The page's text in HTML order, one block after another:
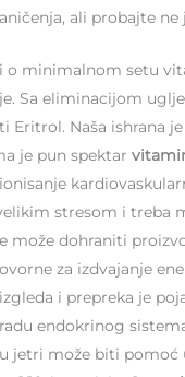
ali probajte ne
minimalnom setu
Sa eliminacijom
Eritrol. Naša ishrana
je pun spektar
stresom i treba
može dohraniti
za izdvajanje
i prepreka je
endokrinog
u jetri može biti pomoć